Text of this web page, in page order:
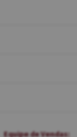
Equipe de Vendas: